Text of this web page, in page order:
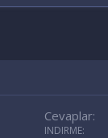
Cevaplar
INDIRME